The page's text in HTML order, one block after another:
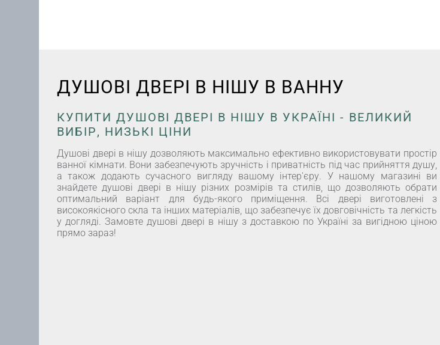
ДУШОВІ ДВЕРІ В НІШУ В ВАННУ
КУПИТИ ДУШОВІ ДВЕРІ В НІШУ В УКРАЇНІ - ВЕЛИКИЙ
ВИБІР, НИЗЬКІ ЦІНИ
Душові двері в нішу дозволяють максимально ефективно використовувати простір
ванної кімнати. Вони забезпечують зручність і приватність під час прийняття душу,
а також додають сучасного вигляду вашому інтер'єру. У нашому магазині ви
знайдете душові двері в нішу різних розмірів та стилів, що дозволяють обрати
оптимальний варіант для будь-якого приміщення. Всі двері виготовлені з
високоякісного скла та інших матеріалів, що забезпечує їх довговічність та легкість
у догляді. Замовте душові двері в нішу з доставкою по Україні за вигідною ціною
прямо зараз!